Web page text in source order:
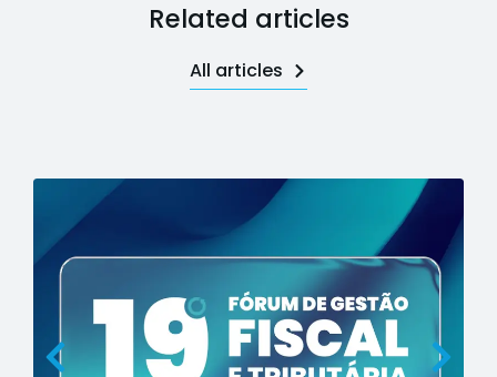
Related articles
All articles